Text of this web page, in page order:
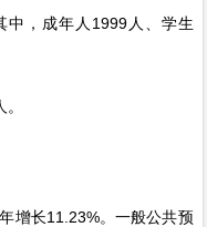
中，成年人1999人、学生
增长11.23%。一般公共预